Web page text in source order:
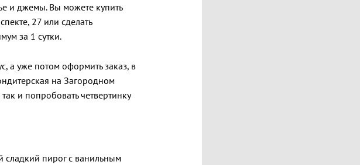
и джемы. Вы можете купить
27 или сделать
за 1 сутки.
а уже потом оформить заказ, в
на Загородном
и попробовать четвертинку
сладкий пирог с ванильным